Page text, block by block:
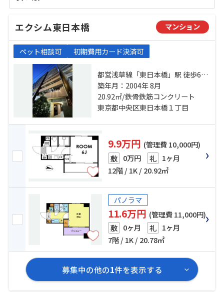
エクシム東日本橋 マンション
ペット相談可 初期費用カード決済可
都営浅草線「東日本橋」駅 徒歩6分
都営新宿線「浜町」駅 徒歩6分 都営
新宿線「馬喰横山」駅 徒歩9分
築年月：2004年 8月
20.92㎡/鉄骨鉄筋コンクリート
東京都中央区東日本橋１丁目
9.9万円 (管理費 10,000円)
敷 0万円 礼 1ヶ月
12階 / 1K / 20.92㎡
パノラマ
11.6万円 (管理費 11,000円)
敷 0ヶ月 礼 1ヶ月
7階 / 1K / 20.78㎡
募集中の他の1件を表示する